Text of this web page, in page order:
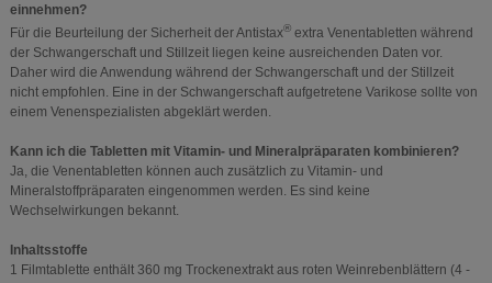
einnehmen?
Für die Beurteilung der Sicherheit der Antistax® extra Venentabletten während
der Schwangerschaft und Stillzeit liegen keine ausreichenden Daten vor.
Daher wird die Anwendung während der Schwangerschaft und der Stillzeit
nicht empfohlen. Eine in der Schwangerschaft aufgetretene Varikose sollte von
einem Venenspezialisten abgeklärt werden.
Kann ich die Tabletten mit Vitamin- und Mineralpräparaten kombinieren?
Ja, die Venentabletten können auch zusätzlich zu Vitamin- und
Mineralstoffpräparaten eingenommen werden. Es sind keine
Wechselwirkungen bekannt.
Inhaltsstoffe
1 Filmtablette enthält 360 mg Trockenextrakt aus roten Weinrebenblättern (4 -